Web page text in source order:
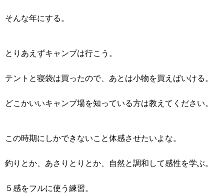
そんな年にする。
とりあえずキャンプは行こう。
テントと寝袋は買ったので、あとは小物を買えばいける。
どこかいいキャンプ場を知っている方は教えてください。
この時期にしかできないこと体感させたいよな。
釣りとか、あさりとりとか、自然と調和して感性を学ぶ。
５感をフルに使う練習。